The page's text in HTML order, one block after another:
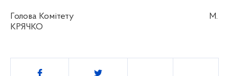
Голова Комітету
М.
КРЯЧКО
Поділитись